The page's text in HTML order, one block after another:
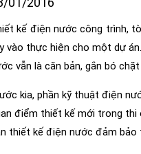
kế điện nước công trình,
vào thực hiện cho một dự
vẫn là căn bản, gắn bó
kia, phần kỹ thuật điện
điểm thiết kế mới trong thi
thiết kế điện nước đảm bảo